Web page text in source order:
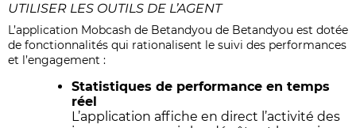
UTILISER LES OUTILS DE L’AGENT
L’application Mobcash de Betandyou de Betandyou est dotée
de fonctionnalités qui rationalisent le suivi des performances
et l’engagement :
Statistiques de performance en temps
réel
L’application affiche en direct l’activité des